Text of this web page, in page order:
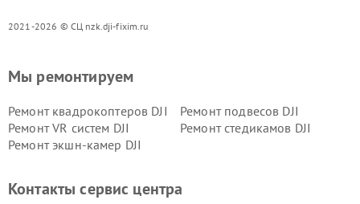
2021-2026 © СЦ nzk.dji-fixim.ru
Мы ремонтируем
Ремонт квадрокоптеров DJI
Ремонт подвесов DJI
Ремонт VR систем DJI
Ремонт стедикамов DJI
Ремонт экшн-камер DJI
Контакты сервис центра